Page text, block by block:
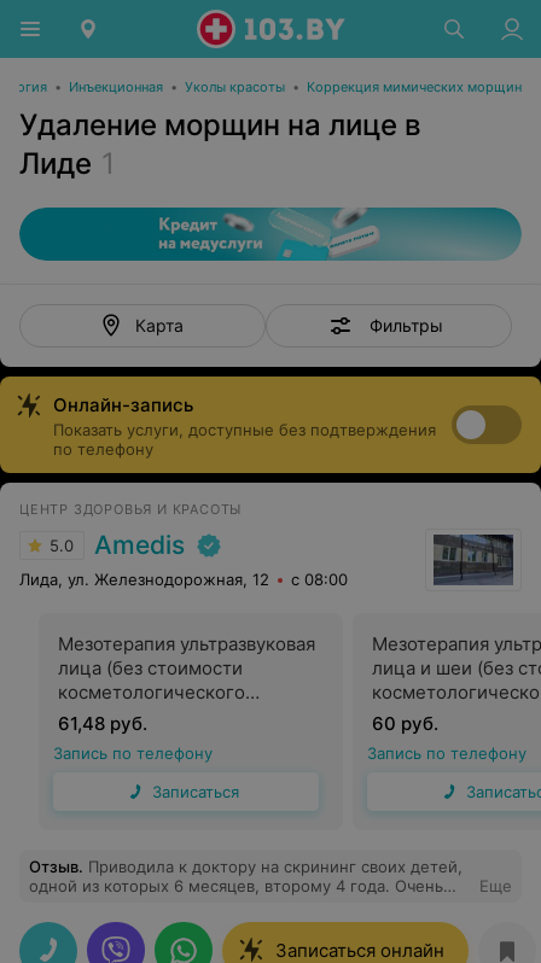
• Инъекционная • Уколы красоты • Коррекция мимических морщин
Удаление морщин на лице в
Лиде 1
Карта Фильтры
Онлайн-запись
Показать услуги, доступные без подтверждения
по телефону
ЦЕНТР ЗДОРОВЬЯ И КРАСОТЫ
5.0 Amedis
Лида, ул. Железнодорожная, 12 с 08:00
Мезотерапия ультразвуковая
лица (без стоимости
косметологического
препарата), насадка r-sonic
61,48 руб.
Запись по телефону
Записаться
Мезотерапия
лица и шеи (без
препарата),
60 руб.
Запись по телефону
Отзыв. Приводила к доктору на скрининг своих детей,
одной из которых 6 месяцев, второму 4 года. Очень
рассказала и объяснила, разложила все по полочкам.
Остались довольны! Однозначно рекомендую:)
Еще
Записаться онлайн